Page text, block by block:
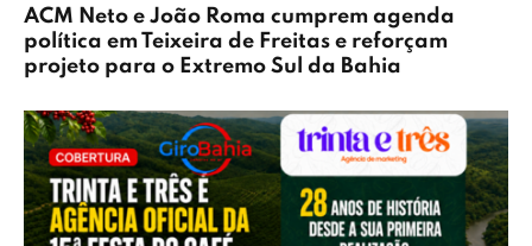
ACM Neto e João Roma cumprem agenda
política em Teixeira de Freitas e reforçam
projeto para o Extremo Sul da Bahia